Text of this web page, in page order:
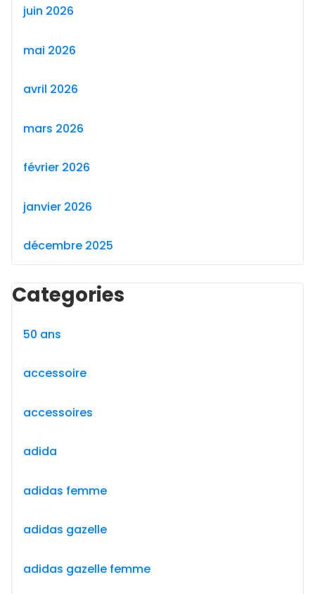
juin 2026
mai 2026
avril 2026
mars 2026
février 2026
janvier 2026
décembre 2025
Categories
50 ans
accessoire
accessoires
adida
adidas femme
adidas gazelle
adidas gazelle femme